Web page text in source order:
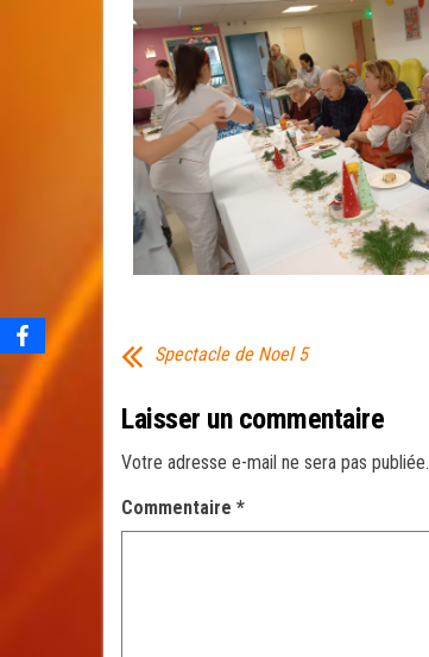
Spectacle de Noel 5
Laisser un commentaire
Votre adresse e-mail ne sera pas publiée.
Commentaire *